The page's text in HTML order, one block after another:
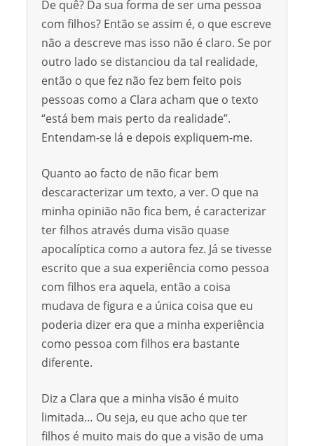
De quê? Da sua forma de ser uma pessoa
com filhos? Então se assim é, o que escreve
não a descreve mas isso não é claro. Se por
outro lado se distanciou da tal realidade,
então o que fez não fez bem feito pois
pessoas como a Clara acham que o texto
“está bem mais perto da realidade”.
Entendam-se lá e depois expliquem-me.
Quanto ao facto de não ficar bem
descaracterizar um texto, a ver. O que na
minha opinião não fica bem, é caracterizar
ter filhos através duma visão quase
apocalíptica como a autora fez. Já se tivesse
escrito que a sua experiência como pessoa
com filhos era aquela, então a coisa
mudava de figura e a única coisa que eu
poderia dizer era que a minha experiência
como pessoa com filhos era bastante
diferente.
Diz a Clara que a minha visão é muito
limitada… Ou seja, eu que acho que ter
filhos é muito mais do que a visão de uma